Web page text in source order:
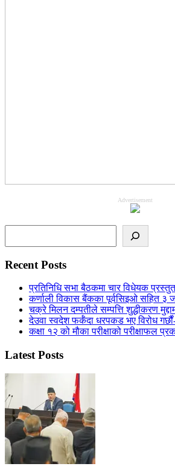
Advertisement
Recent Posts
प्रतिनिधि सभा बैठकमा चार विधेयक प्रस्तुत
कर्णाली विकास बैंकका पूर्वसिइओ सहित ३
चक्रे मिलन दम्पतीले सम्पत्ति शुद्धीकरण
देउवा स्वदेश फर्कँदा धरपकड भए विरोध
कक्षा १२ को मौका परीक्षाको परीक्षाफल
Latest Posts